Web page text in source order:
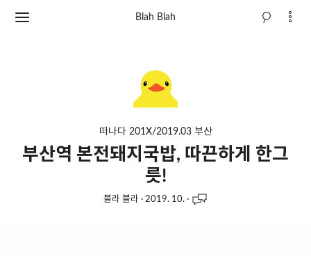
Blah Blah
떠나다 201X/2019.03 부산
부산역 본전돼지국밥, 따끈하게 한그
릇!
블라 블라 · 2019. 10. ·